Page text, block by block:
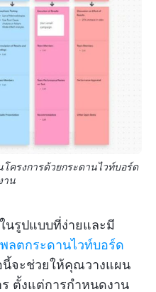
ครงการด้วยกระดานไวท์บอร์ด
าน
นรูปแบบที่ง่ายและมี
พลตกระดานไวท์บอร์ด
นี้จะช่วยให้คุณวางแผน
ตั้งแต่การกำหนดงาน